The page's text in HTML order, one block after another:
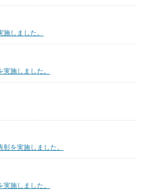
しました。
施しました。
を実施しました。
施しました。